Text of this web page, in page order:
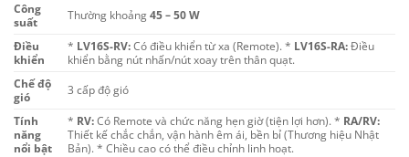
Công
suất
Thường khoảng45 – 50 W
Điều
khiển
* LV16S-RV:Có điều khiển từ xa (Remote). * LV16S-RA:Điều
khiển bằng nút nhấn/nút xoay trên thân quạt.
Chế độ
gió
3 cấp độ gió
Tính
năng
nổi bật
* RV:Có Remote và chức năng hẹn giờ (tiện lợi hơn). * RA/RV:
Thiết kế chắc chắn, vận hành êm ái, bền bỉ (Thương hiệu Nhật
Bản). * Chiều cao có thể điều chỉnh linh hoạt.